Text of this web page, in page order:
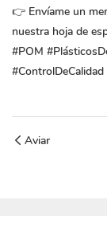
👉 Envíame un
nuestra hoja de
#POM
Aviar